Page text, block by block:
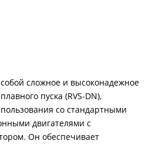
собой сложное и высоконадежное
пуска (RVS-DN),
со стандартными
двигателями с
Он обеспечивает